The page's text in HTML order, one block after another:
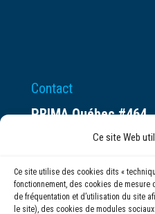
Ce site Web
Ce site utilise des cookies dits «
fonctionnement, des cookies de mesure
de fréquentation et d’utilisation du site
le site), des cookies de modules sociaux
Contact
PRIMA Québec #464
Espace ax.c
Montréal (QC) H3C